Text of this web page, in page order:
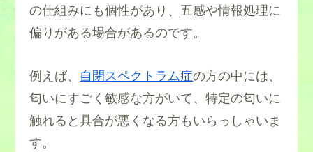
の仕組みにも個性があり、五感や情報処理に
偏りがある場合があるのです。
例えば、 自閉スペクトラム症の方の中には、
匂いにすごく敏感な方がいて、特定の匂いに
触れると具合が悪くなる方もいらっしゃいま
す。